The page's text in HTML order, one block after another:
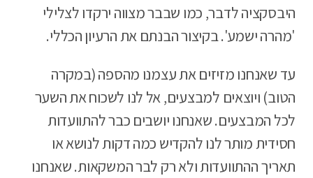
היבסקציה לדבר, כמו שבבר מצווה ירקדו לצלילי
'מהרה ישמע'. בקיצור הבנתם את הרעיון הכללי.
עד שאנחנו מזיזים את עצמנו מהספה (במקרה
הטוב) ויוצאים למבצעים, אל לנו לשכוח את השער
לכל המבצעים. שאנחנו יושבים כבר להתוועדות
חסידית מותר לנו להקדיש כמה דקות לנושא או
תאריך ההתוועדות ולא רק לבר המשקאות. שאנחנו